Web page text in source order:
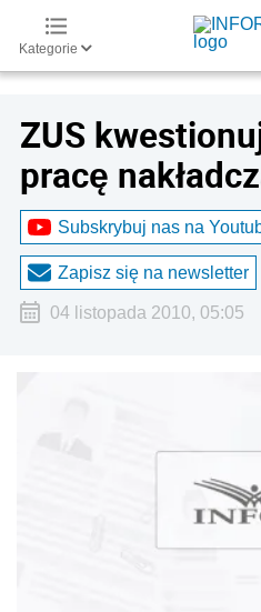
Kategorie
ZUS
pracę
Subskrybuj nas na
Zapisz się na newsletter
04 listopada 2010, 05:05